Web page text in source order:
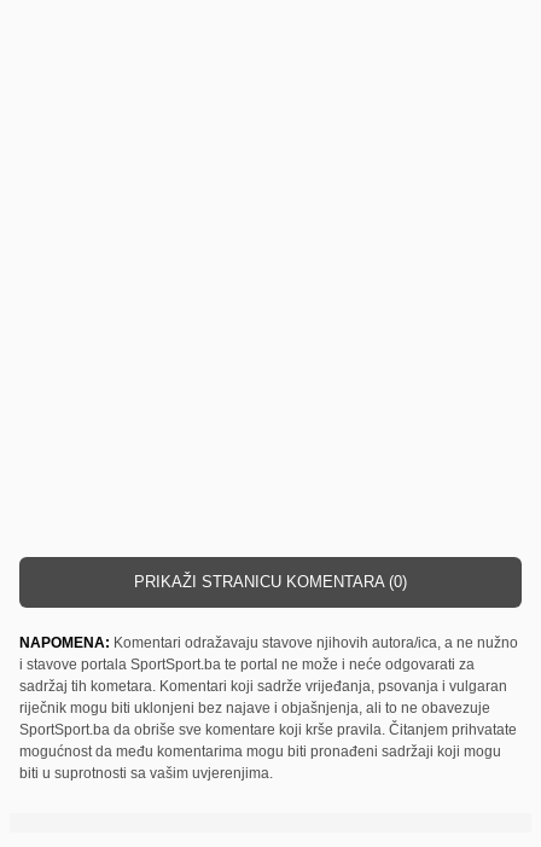
PRIKAŽI STRANICU KOMENTARA (0)
NAPOMENA: Komentari odražavaju stavove njihovih autora/ica, a ne nužno
i stavove portala SportSport.ba te portal ne može i neće odgovarati za
sadržaj tih kometara. Komentari koji sadrže vrijeđanja, psovanja i vulgaran
riječnik mogu biti uklonjeni bez najave i objašnjenja, ali to ne obavezuje
SportSport.ba da obriše sve komentare koji krše pravila. Čitanjem prihvatate
mogućnost da među komentarima mogu biti pronađeni sadržaji koji mogu
biti u suprotnosti sa vašim uvjerenjima.